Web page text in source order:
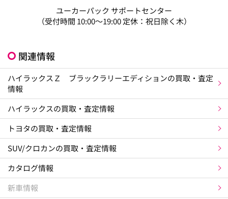
ユーカーパック サポートセンター
（受付時間 10:00～19:00 定休：祝日除く木）
関連情報
ハイラックスＺ ブラックラリーエディションの買取・査定
情報
ハイラックスの買取・査定情報
トヨタの買取・査定情報
SUV/クロカンの買取・査定情報
カタログ情報
新車情報